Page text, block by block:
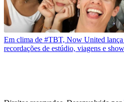
Em clima de #TBT, Now United
recordações de estúdio, viagens e